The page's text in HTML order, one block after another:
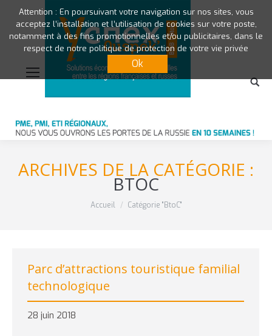
ARCHIVES DE LA CATÉGORIE :
BTOC
Accueil Catégorie "BtoC"
Parc d’attractions touristique familial
technologique
28 juin 2018
Attention : En poursuivant votre navigation sur nos sites, vous
acceptez l’installation et l’utilisation de cookies sur votre poste,
notamment à des fins promotionnelles et/ou publicitaires, dans le
respect de notre politique de protection de votre vie privée
Ok